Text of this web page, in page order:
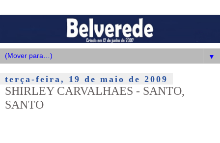
▼
terça-feira, 19 de maio de 2009
SHIRLEY CARVALHAES - SANTO,
SANTO